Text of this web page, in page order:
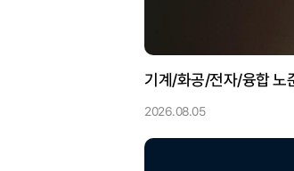
기계/화공/전자/융합 노
2026.08.05